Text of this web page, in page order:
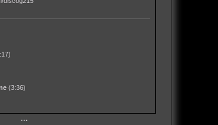
(3:36)
···